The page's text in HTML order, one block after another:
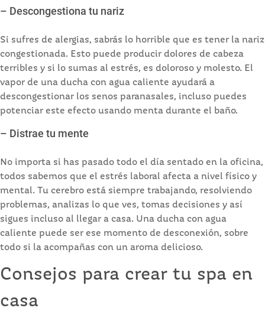
– Descongestiona tu nariz
Si sufres de alergias, sabrás lo horrible que es tener la nariz
congestionada. Esto puede producir dolores de cabeza
terribles y si lo sumas al estrés, es doloroso y molesto. El
vapor de una ducha con agua caliente ayudará a
descongestionar los senos paranasales, incluso puedes
potenciar este efecto usando menta durante el baño.
– Distrae tu mente
No importa si has pasado todo el día sentado en la oficina,
todos sabemos que el estrés laboral afecta a nivel físico y
mental. Tu cerebro está siempre trabajando, resolviendo
problemas, analizas lo que ves, tomas decisiones y así
sigues incluso al llegar a casa. Una ducha con agua
caliente puede ser ese momento de desconexión, sobre
todo si la acompañas con un aroma delicioso.
Consejos para crear tu spa en
casa